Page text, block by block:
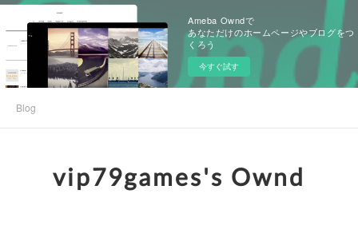
Ameba Owndで
あなただけのホームページやブログをつ
くろう
今すぐ試す
Blog
vip79games's Ownd